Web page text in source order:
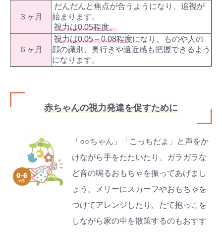
３ヶ月
だんだんと焦点が合うようになり、追視が
始まります。
視力は0.05程度。
６ヶ月
視力は0.05～0.08程度になり、ものや人の
顔の識別、奥行きや遠近感も把握できるよう
になります。
赤ちゃんの視力発達を促すために
「○○ちゃん」「こっちだよ」と声をか
けながら手をたたいたり、ガラガラな
ど音の鳴るおもちゃを振ってあげまし
ょう。メリーにスカーフやおもちゃを
つけてアレンジしたり、たて抱っこを
しながら家の中を散策するのもおすす